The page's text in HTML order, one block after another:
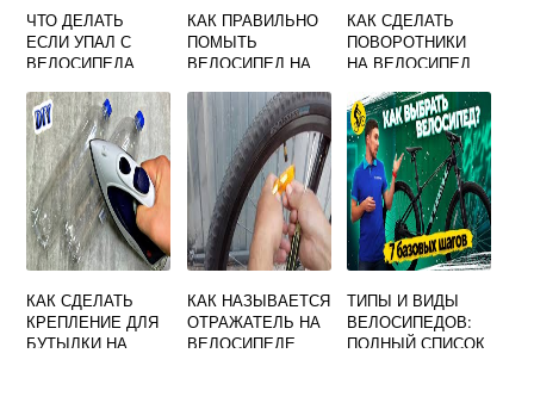
ЧТО ДЕЛАТЬ
ЕСЛИ УПАЛ С
ВЕЛОСИПЕДА
КАК ПРАВИЛЬНО
ПОМЫТЬ
ВЕЛОСИПЕД НА
САМООБСЛУЖИВ
АНИЯ ВИДЕО
КАК СДЕЛАТЬ
ПОВОРОТНИКИ
НА ВЕЛОСИПЕД
КАК СДЕЛАТЬ
КРЕПЛЕНИЕ ДЛЯ
БУТЫЛКИ НА
КАК НАЗЫВАЕТСЯ
ОТРАЖАТЕЛЬ НА
ВЕЛОСИПЕДЕ
ТИПЫ И ВИДЫ
ВЕЛОСИПЕДОВ:
ПОЛНЫЙ СПИСОК